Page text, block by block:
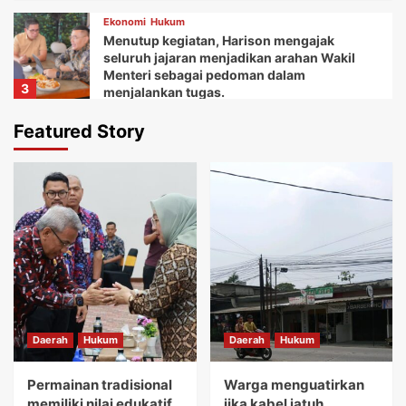
3
Ekonomi Hukum
Menutup kegiatan, Harison mengajak
seluruh jajaran menjadikan arahan Wakil
Menteri sebagai pedoman dalam
menjalankan tugas.
Daerah
Ketua Balai Adat Keariaan Tangerang Rd.
dukungan dan bantuan Bupati Tangerang
dan seluruh jajarannya.
5
Daerah Ekonomi
Kemudian Anna menuturkan acara Gebyar
festival Kuliner UMKM memberikan wadah
bagi koperasi dan pelaku usaha mikro.
Daerah Hukum
Permainan tradisional memiliki nilai
Featured Story
Daerah Hukum
Permainan tradisional
Daerah Hukum
Warga menguatirkan